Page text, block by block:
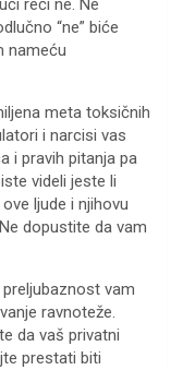
reći ne. Ne
“ne” biće
nameću
meta toksičnih
i narcisi vas
i pravih pitanja pa
videli jeste li
ljude i njihovu
dopustite da vam
vam
ravnoteže.
da vaš privatni
prestati biti